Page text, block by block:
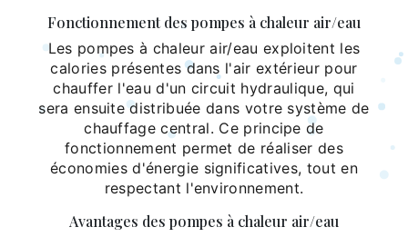
Fonctionnement des pompes à chaleur air/eau
Les pompes à chaleur air/eau exploitent les
calories présentes dans l'air extérieur pour
chauffer l'eau d'un circuit hydraulique, qui
sera ensuite distribuée dans votre système de
chauffage central. Ce principe de
fonctionnement permet de réaliser des
économies d'énergie significatives, tout en
respectant l'environnement.
Avantages des pompes à chaleur air/eau